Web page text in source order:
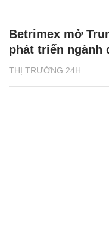
THỊ TRƯỜNG 24H
Betrimex mở
phát triển ngành